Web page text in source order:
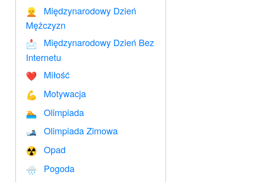
👱
Międzynarodowy Dzień
Mężczyzn
📩
Międzynarodowy Dzień Bez
Internetu
❤️️ Miłość
💪 Motywacja
🏊 Olimpiada
🎿 Olimpiada Zimowa
☢️ Opad
🌧
Pogoda